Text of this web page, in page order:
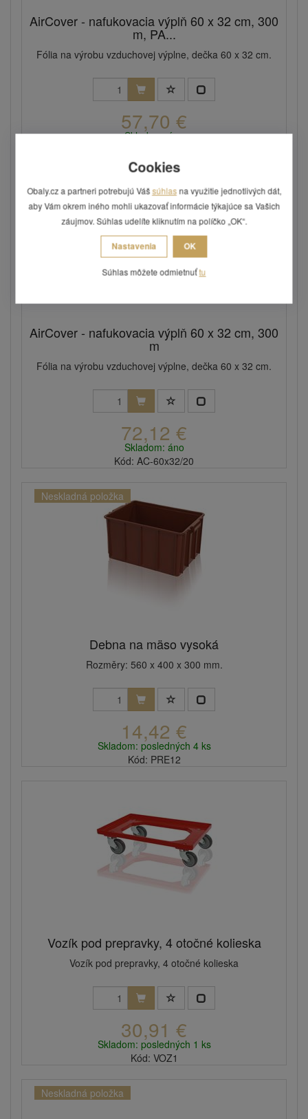
AirCover - nafukovacia výplň 60 x 32 cm, 300
m, PA...
Fólia na výrobu vzduchovej výplne, dečka 60 x 32 cm.
57,70 €
Skladom: áno
Novinka
AirCover - nafukovacia výplň 60 x 32 cm, 300
m
Fólia na výrobu vzduchovej výplne, dečka 60 x 32 cm.
72,12 €
Skladom: áno
Kód: AC-60x32/20
Neskladná položka
Debna na mäso vysoká
Rozměry: 560 x 400 x 300 mm.
14,42 €
Skladom: posledných 4 ks
Kód: PRE12
Vozík pod prepravky, 4 otočné kolieska
Vozík pod prepravky, 4 otočné kolieska
30,91 €
Skladom: posledných 1 ks
Kód: VOZ1
Neskladná položka
Cookies
Obaly.cz a partneri potrebujú Vášsúhlas na využitie jednotlivých dát,
aby Vám okrem iného mohli ukazovať informácie týkajúce sa Vašich
záujmov. Súhlas udelíte kliknutím na políčko „OK“.
Nastavenia OK
Súhlas môžete odmietnuťtu